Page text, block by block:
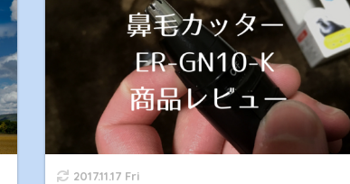
2017.11.17 Fri